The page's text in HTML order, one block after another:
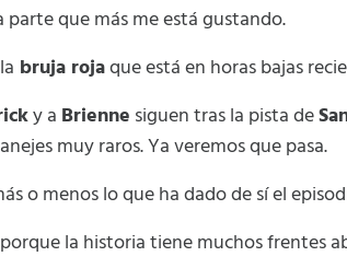
que más me está gustando.
bruja rojaque está en horas bajas
y a Brienne siguen tras la pista de
muy raros. Ya veremos que pasa.
o menos lo que ha dado de sí el
la historia tiene muchos frentes